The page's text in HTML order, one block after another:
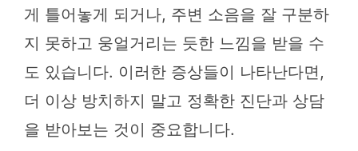
게 틀어놓게 되거나, 주변 소음을 잘 구분하
지 못하고 웅얼거리는 듯한 느낌을 받을 수
도 있습니다. 이러한 증상들이 나타난다면,
더 이상 방치하지 말고 정확한 진단과 상담
을 받아보는 것이 중요합니다.